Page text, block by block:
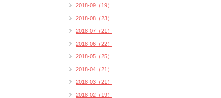
2018-09（19）
2018-08（23）
2018-07（21）
2018-06（22）
2018-05（25）
2018-04（21）
2018-03（21）
2018-02（19）